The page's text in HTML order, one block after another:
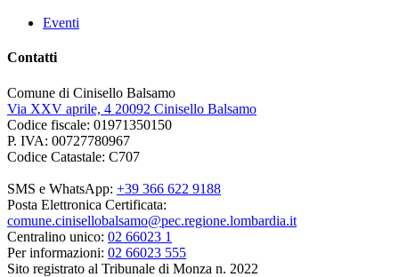
Eventi
Contatti
Comune di Cinisello Balsamo
Via XXV aprile, 4 20092 Cinisello Balsamo
Codice fiscale: 01971350150
P. IVA: 00727780967
Codice Catastale: C707
SMS e WhatsApp: +39 366 622 9188
Posta Elettronica Certificata:
comune.cinisellobalsamo@pec.regione.lombardia.it
Centralino unico: 02 66023 1
Per informazioni: 02 66023 555
Sito registrato al Tribunale di Monza n. 2022